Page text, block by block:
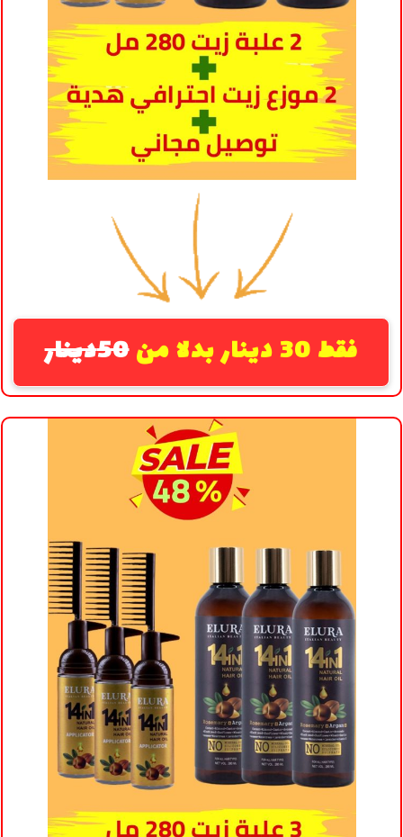
فقط 30 دينار بدلا من 50دينار